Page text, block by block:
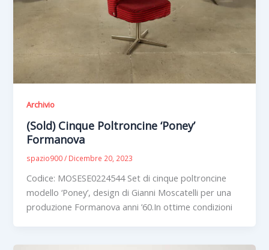
Archivio
(Sold) Cinque Poltroncine ‘Poney’
Formanova
spazio900/ Dicembre 20, 2023
Codice: MOSESE0224544 Set di cinque poltroncine
modello ‘Poney’, design di Gianni Moscatelli per una
produzione Formanova anni ’60.In ottime condizioni